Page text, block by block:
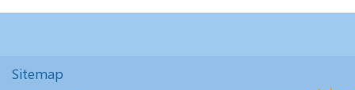
Sitemap